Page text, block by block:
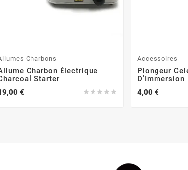
Charbons
Charbon Électrique
Starter
    
€
Accessoires
Plongeur
D'Immersion
4,00 €